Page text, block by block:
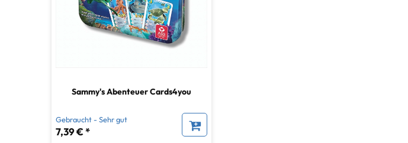
Sammy's Abenteuer Cards4you
Gebraucht - Sehr gut
7,39 € *